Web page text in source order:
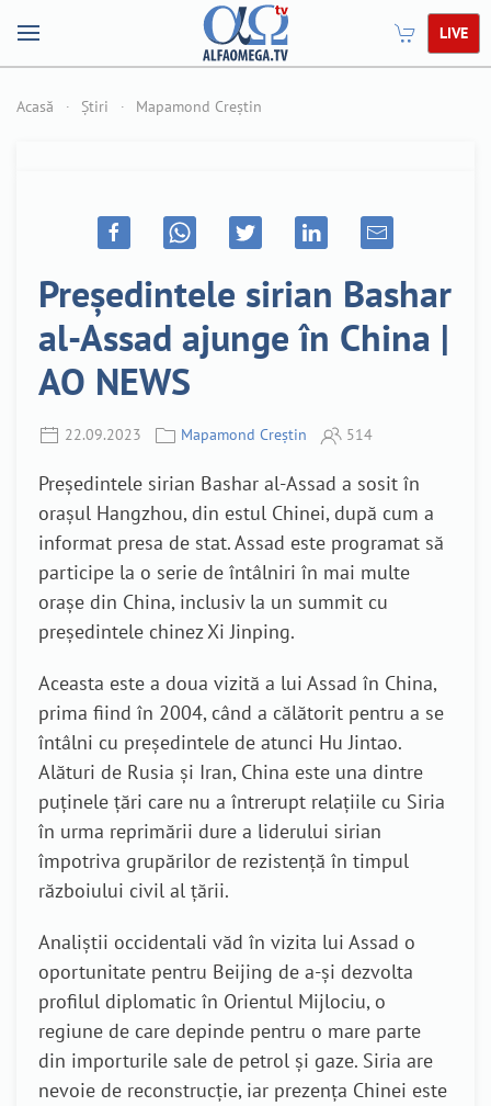
LIVE
Acasă Știri Mapamond Creștin
Președintele sirian Bashar
al-Assad ajunge în China |
AO NEWS
22.09.2023 Mapamond Creștin 514
Președintele sirian Bashar al-Assad a sosit în
orașul Hangzhou, din estul Chinei, după cum a
informat presa de stat. Assad este programat să
participe la o serie de întâlniri în mai multe
orașe din China, inclusiv la un summit cu
președintele chinez Xi Jinping.
Aceasta este a doua vizită a lui Assad în China,
prima fiind în 2004, când a călătorit pentru a se
întâlni cu președintele de atunci Hu Jintao.
Alături de Rusia și Iran, China este una dintre
puținele țări care nu a întrerupt relațiile cu Siria
în urma reprimării dure a liderului sirian
împotriva grupărilor de rezistență în timpul
războiului civil al țării.
Analiștii occidentali văd în vizita lui Assad o
oportunitate pentru Beijing de a-și dezvolta
profilul diplomatic în Orientul Mijlociu, o
regiune de care depinde pentru o mare parte
din importurile sale de petrol și gaze. Siria are
nevoie de reconstrucție, iar prezența Chinei este